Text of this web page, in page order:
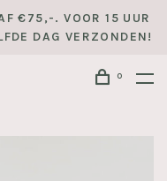
€75,-. VOOR 15 UUR
DAG VERZONDEN!
0